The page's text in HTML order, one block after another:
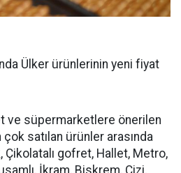
Ülker ürünlerinin yeni fiyat
ve süpermarketlere önerilen
satılan ürünler arasında
Çikolatalı gofret, Hallet, Metro,
İkram, Biskrem, Çizi,